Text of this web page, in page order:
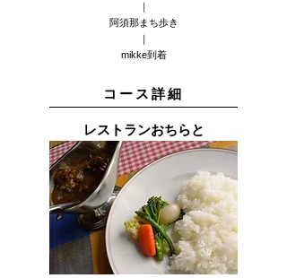
｜
阿須那まち歩き
｜
mikke到着
​コース詳細
レストランおちらと